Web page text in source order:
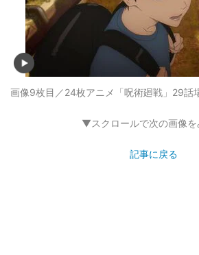
画像9枚目／24枚アニメ「呪術廻戦」29話
▼スクロールで次の画像
記事に戻る